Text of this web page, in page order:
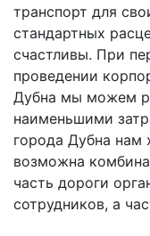
транспорт для
стандартных
счастливы. При
проведении
Дубна мы можем
наименьшими
города Дубна
возможна
часть дороги
сотрудников, а